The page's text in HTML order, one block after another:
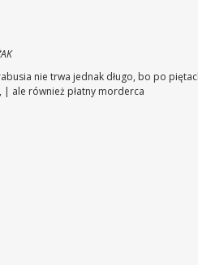
nie trwa jednak długo, bo po
| ale również płatny morderca